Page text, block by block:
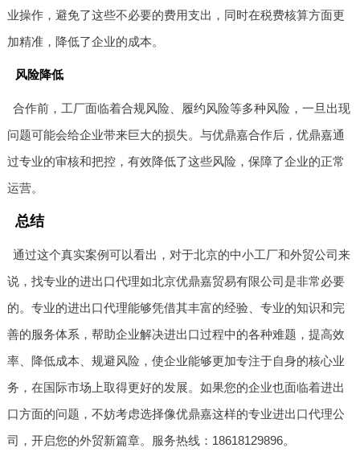
业操作，避免了这些不必要的费用支出，同时在税费核算方面更
加精准，降低了企业的成本。
风险降低
合作前，工厂面临着合规风险、履约风险等多种风险，一旦出现
问题可能会给企业带来巨大的损失。与优鼎嘉合作后，优鼎嘉通
过专业的审核和把控，有效降低了这些风险，保障了企业的正常
运营。
总结
通过这个真实案例可以看出，对于北京的中小工厂和外贸公司来
说，找专业的进出口代理如北京优鼎嘉贸易有限公司是非常必要
的。专业的进出口代理能够凭借其丰富的经验、专业的知识和完
善的服务体系，帮助企业解决进出口过程中的各种难题，提高效
率、降低成本、规避风险，使企业能够更加专注于自身的核心业
务，在国际市场上取得更好的发展。如果您的企业也面临着进出
口方面的问题，不妨考虑选择像优鼎嘉这样的专业进出口代理公
司，开启您的外贸新篇章。服务热线：18618129896。